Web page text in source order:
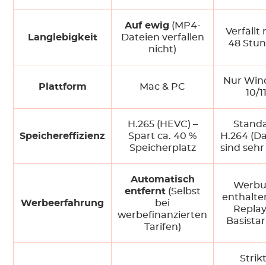
Langlebigkeit
Auf ewig (MP4-
Dateien verfallen
nicht)
Verfällt
48
Plattform Mac & PC
Nur
10/
Speichereffizienz
H.265 (HEVC) –
Spart ca. 40 %
Speicherplatz
H.264
sind
Werbeerfahrung
Automatisch
entfernt(Selbst
bei
werbefinanzierten
Tarifen)